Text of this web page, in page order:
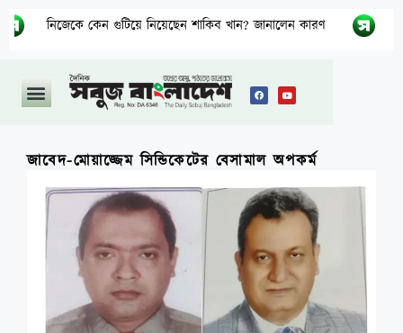
কেন গুটিয়ে নিয়েছেন শাকিব খান? জানালেন কারণ বিএনপির
জাবেদ-মোয়াজ্জেম সিন্ডিকেটের বেসামাল অপকর্ম